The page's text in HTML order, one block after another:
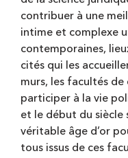
contribuer à une
intime et complexe
contemporaines,
cités qui les
murs, les facultés
participer à la vie
et le début du siècle
véritable âge d’or
tous issus de ces